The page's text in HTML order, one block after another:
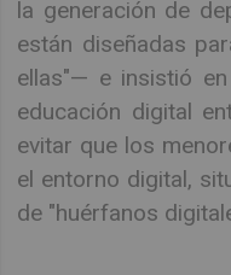
la generación de
están diseñadas
ellas"— e insistió
educación digital
evitar que los
el entorno digital,
de "huérfanos